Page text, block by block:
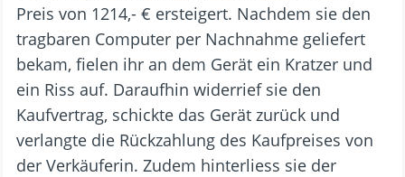
Preis von 1214,- € ersteigert. Nachdem sie den
tragbaren Computer per Nachnahme geliefert
bekam, fielen ihr an dem Gerät ein Kratzer und
ein Riss auf. Daraufhin widerrief sie den
Kaufvertrag, schickte das Gerät zurück und
verlangte die Rückzahlung des Kaufpreises von
der Verkäuferin. Zudem hinterliess sie der